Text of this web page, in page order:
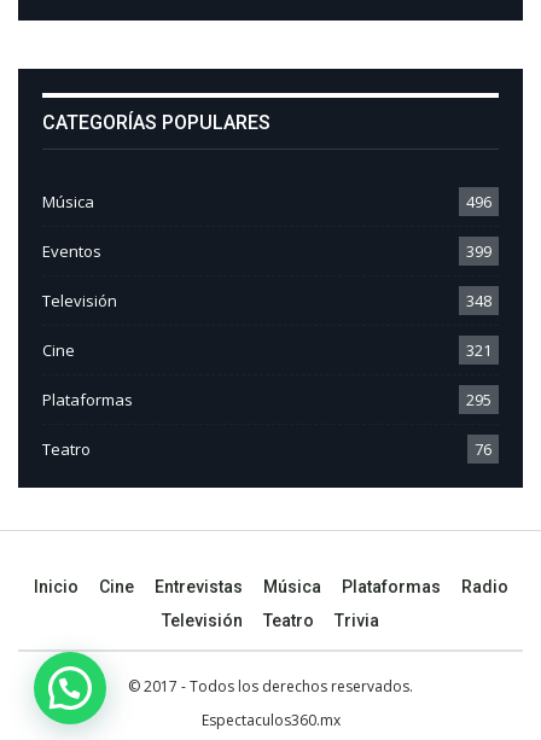
CATEGORÍAS POPULARES
Música 496
Eventos 399
Televisión 348
Cine 321
Plataformas 295
Teatro 76
Inicio Cine Entrevistas Música Plataformas
Radio
Televisión
Teatro Trivia
© 2017 - Todos los derechos reservados.
Espectaculos360.mx